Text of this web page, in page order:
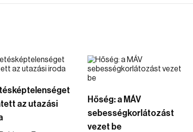
az utazási
Hőség: a MÁV
sebességkorlátozást
vezet be